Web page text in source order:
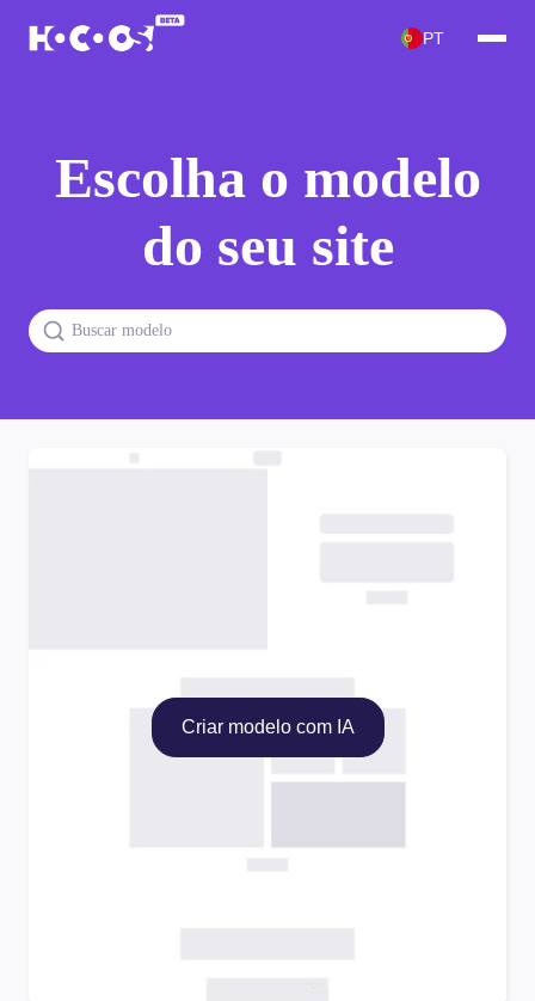
PT
Escolha o modelo
do seu site
Criar modelo com IA